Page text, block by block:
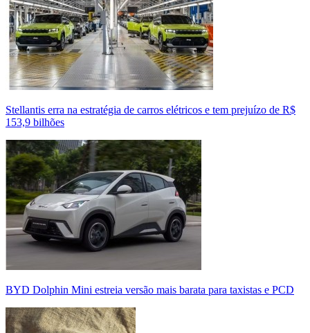
Stellantis erra na estratégia de carros elétricos e tem prejuízo de R$
153,9 bilhões
BYD Dolphin Mini estreia versão mais barata para taxistas e PCD